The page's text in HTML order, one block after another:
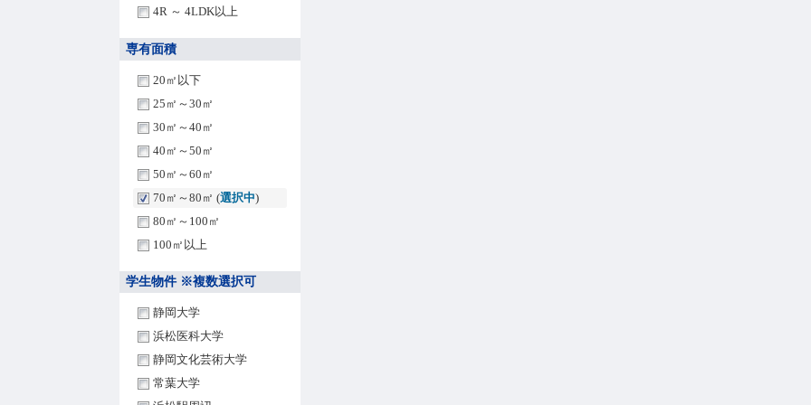
4R ～ 4LDK以上
専有面積
20㎡以下
25㎡～30㎡
30㎡～40㎡
40㎡～50㎡
50㎡～60㎡
70㎡～80㎡ (選択中)
80㎡～100㎡
100㎡以上
学生物件 ※複数選択可
静岡大学
浜松医科大学
静岡文化芸術大学
常葉大学